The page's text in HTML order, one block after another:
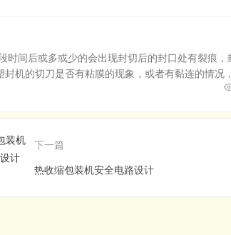
时间后或多或少的会出现封切后的封口处有裂痕，
机的切刀是否有粘膜的现象，或者有黏连的情况
下一篇
热收缩包装机安全电路设计